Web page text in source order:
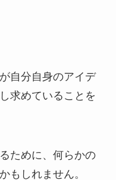
自分自身のアイデ
求めていることを
ために、何らかの
もしれません。